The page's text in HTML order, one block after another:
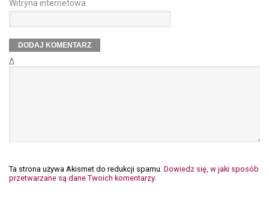
Witryna internetowa
Δ
Ta strona używa Akismet do redukcji spamu. Dowiedz się, w jaki sposób
przetwarzane są dane Twoich komentarzy.